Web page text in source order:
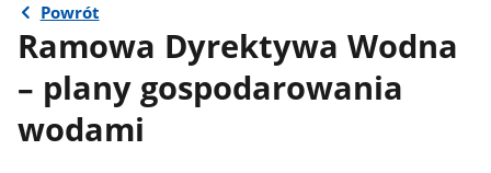
Powrót
Ramowa Dyrektywa Wodna
– plany gospodarowania
wodami